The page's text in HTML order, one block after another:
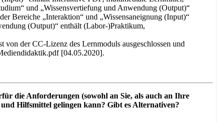
der CC-Lizenz des Lernmoduls ausgeschlossen und
[04.05.2020].
die Anforderungen (sowohl an Sie, als auch an Ihre
Hilfsmittel gelingen kann? Gibt es Alternativen?